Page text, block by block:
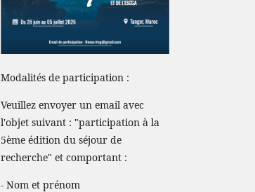
Modalités de participation :
Veuillez envoyer un email avec
l'objet suivant : "participation à la
5ème édition du séjour de
recherche" et comportant :
- Nom et prénom